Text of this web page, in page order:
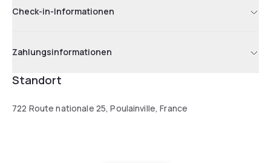
Check-in-Informationen
Zahlungsinformationen
Standort
722 Route nationale 25, Poulainville, France